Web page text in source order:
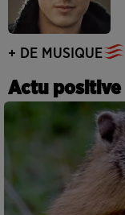
+ DE MUSIQUE
Actu positive